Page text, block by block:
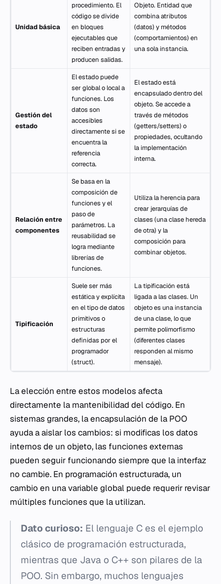
Unidad básica
procedimiento. El
código se divide
en bloques
ejecutables que
reciben entradas y
producen salidas.
Objeto. Entidad que
combina atributos
(datos) y métodos
(comportamientos) en
una sola instancia.
Gestión del
estado
El estado puede
ser global o local a
funciones. Los
datos son
accesibles
directamente si se
encuentra la
referencia
correcta.
El estado está
encapsulado dentro del
objeto. Se accede a
través de métodos
(getters/setters) o
propiedades, ocultando
la implementación
interna.
Relación entre
componentes
Se basa en la
composición de
funciones y el
paso de
parámetros. La
reusabilidad se
logra mediante
librerías de
funciones.
Utiliza la herencia para
crear jerarquías de
clases (una clase hereda
de otra) y la
composición para
combinar objetos.
Tipificación
Suele ser más
estática y explícita
en el tipo de datos
primitivos o
estructuras
definidas por el
programador
(struct).
La tipificación está
ligada a las clases. Un
objeto es una instancia
de una clase, lo que
permite polimorfismo
(diferentes clases
responden al mismo
mensaje).
La elección entre estos modelos afecta
directamente la mantenibilidad del código. En
sistemas grandes, la encapsulación de la POO
ayuda a aislar los cambios: si modificas los datos
internos de un objeto, las funciones externas
pueden seguir funcionando siempre que la interfaz
no cambie. En programación estructurada, un
cambio en una variable global puede requerir revisar
múltiples funciones que la utilizan.
Dato curioso: El lenguaje C es el ejemplo
clásico de programación estructurada,
mientras que Java o C++ son pilares de la
POO. Sin embargo, muchos lenguajes